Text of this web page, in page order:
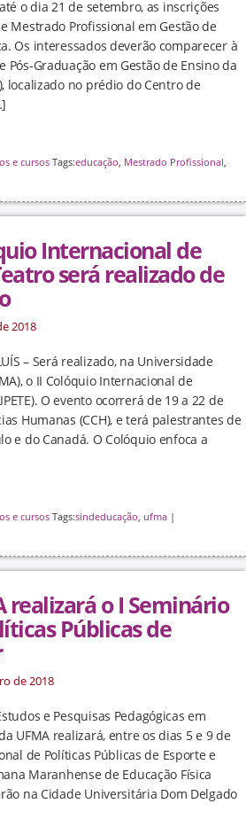
o dia 21 de setembro, as inscrições
Mestrado Profissional em Gestão de
Os interessados deverão comparecer à
Pós-Graduação em Gestão de Ensino da
localizado no prédio do Centro de
e cursos Tags:educação, Mestrado Profissional,
Internacional de
será realizado de
2018
– Será realizado, na Universidade
o II Colóquio Internacional de
O evento ocorrerá de 19 a 22 de
Humanas (CCH), e terá palestrantes de
e do Canadá. O Colóquio enfoca a
e cursos Tags:sindeducação, ufma |
realizará o I Seminário
Públicas de
de 2018
e Pesquisas Pedagógicas em
UFMA realizará, entre os dias 5 e 9 de
de Políticas Públicas de Esporte e
Maranhense de Educação Física
na Cidade Universitária Dom Delgado